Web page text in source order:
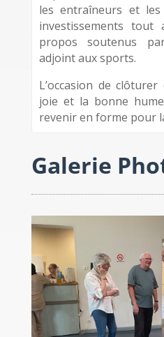
les entraîneurs et
investissements tout
propos soutenus
adjoint aux sports.
L’occasion de
joie et la bonne
revenir en forme pour
Galerie